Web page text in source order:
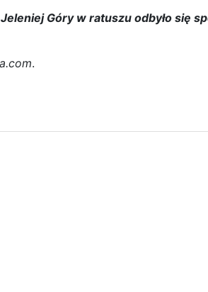
Góry w ratuszu odbyło się
.